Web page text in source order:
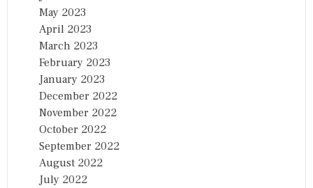
May 2023
April 2023
March 2023
February 2023
January 2023
December 2022
November 2022
October 2022
September 2022
August 2022
July 2022